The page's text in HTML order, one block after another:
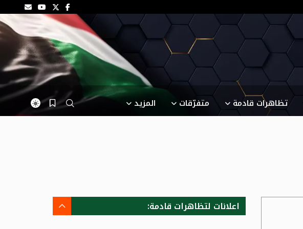
تظاهرات قادمة متفرّقات المزيد
اعلانات لتظاهرات قادمة: